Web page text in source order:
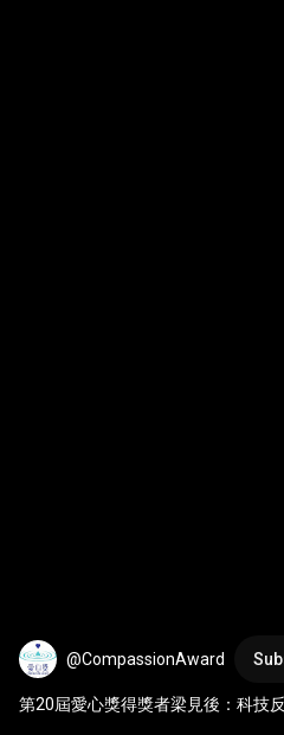
@CompassionAward
第20屆愛心獎得獎者梁見後：科技